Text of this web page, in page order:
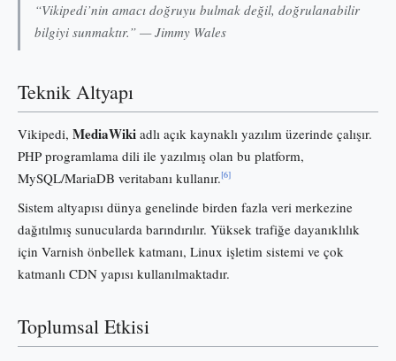
“Vikipedi’nin amacı doğruyu bulmak değil, doğrulanabilir
bilgiyi sunmaktır.” — Jimmy Wales
Teknik Altyapı
Vikipedi, MediaWiki adlı açık kaynaklı yazılım üzerinde çalışır.
PHP programlama dili ile yazılmış olan bu platform,
MySQL/MariaDB veritabanı kullanır.[6]
Sistem altyapısı dünya genelinde birden fazla veri merkezine
dağıtılmış sunucularda barındırılır. Yüksek trafiğe dayanıklılık
için Varnish önbellek katmanı, Linux işletim sistemi ve çok
katmanlı CDN yapısı kullanılmaktadır.
Toplumsal Etkisi